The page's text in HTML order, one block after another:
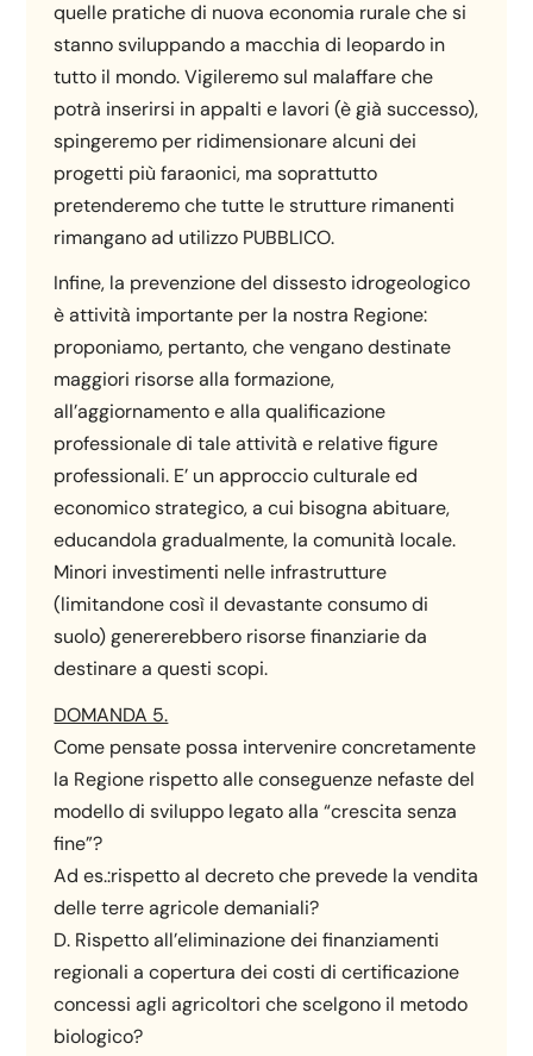
quelle pratiche di nuova economia rurale che si
stanno sviluppando a macchia di leopardo in
tutto il mondo. Vigileremo sul malaffare che
potrà inserirsi in appalti e lavori (è già successo),
spingeremo per ridimensionare alcuni dei
progetti più faraonici, ma soprattutto
pretenderemo che tutte le strutture rimanenti
rimangano ad utilizzo PUBBLICO.
Infine, la prevenzione del dissesto idrogeologico
è attività importante per la nostra Regione:
proponiamo, pertanto, che vengano destinate
maggiori risorse alla formazione,
all’aggiornamento e alla qualificazione
professionale di tale attività e relative figure
professionali. E’ un approccio culturale ed
economico strategico, a cui bisogna abituare,
educandola gradualmente, la comunità locale.
Minori investimenti nelle infrastrutture
(limitandone così il devastante consumo di
suolo) genererebbero risorse finanziarie da
destinare a questi scopi.
DOMANDA 5.
Come pensate possa intervenire concretamente
la Regione rispetto alle conseguenze nefaste del
modello di sviluppo legato alla “crescita senza
fine”?
Ad es.:rispetto al decreto che prevede la vendita
delle terre agricole demaniali?
D. Rispetto all’eliminazione dei finanziamenti
regionali a copertura dei costi di certificazione
concessi agli agricoltori che scelgono il metodo
biologico?